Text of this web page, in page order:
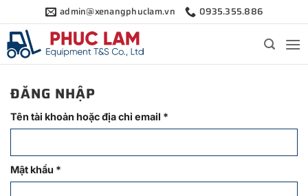
qua
nội
dung
admin@xenangphuclam.vn 0935.355.886
ĐĂNG NHẬP
Tên tài khoản hoặc địa chỉ email *
buộc
Mật khẩu *
buộc